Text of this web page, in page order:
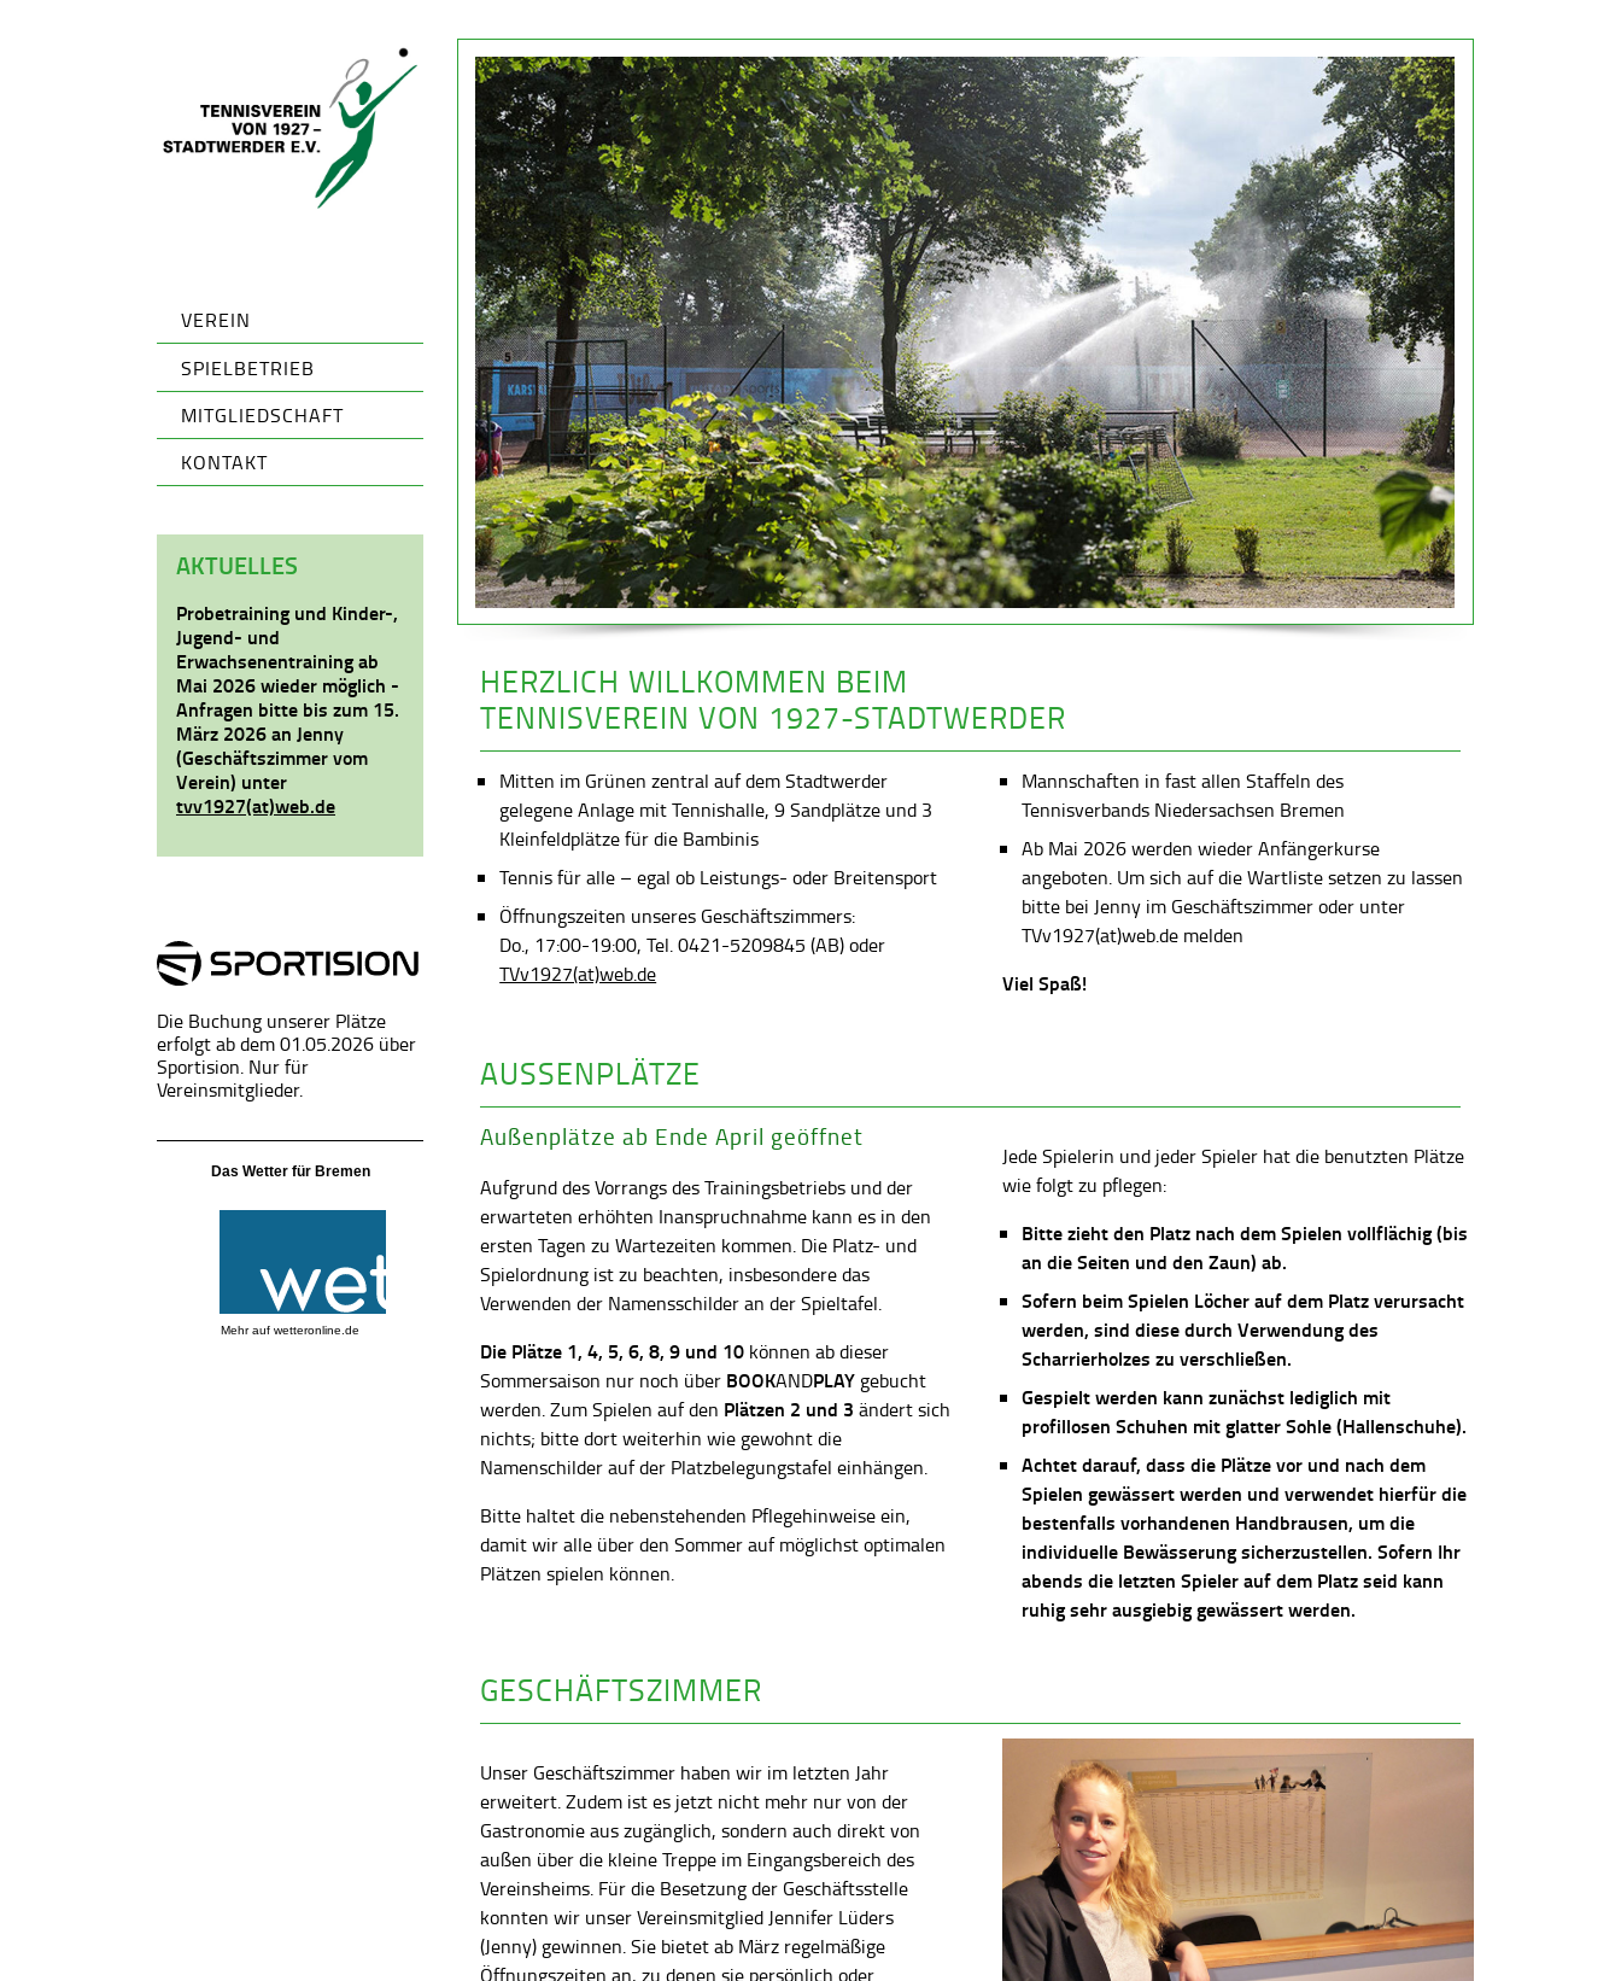
VEREIN
SPIELBETRIEB
MITGLIEDSCHAFT
KONTAKT
AKTUELLES
Probetraining und Kinder-,
Jugend- und
Erwachsenentraining ab
Mai 2026 wieder möglich -
Anfragen bitte bis zum 15.
März 2026 an Jenny
(Geschäftszimmer vom
Verein) unter
tvv1927(at)web.de
Die Buchung unserer Plätze
erfolgt ab dem 01.05.2026 über
Sportision. Nur für
Vereinsmitglieder.
Das Wetter für Bremen
Mehr auf wetteronline.de
HERZLICH WILLKOMMEN BEIM
TENNISVEREIN VON 1927-STADTWERDER
Mitten im Grünen zentral auf dem Stadtwerder
gelegene Anlage mit Tennishalle, 9 Sandplätze und 3
Kleinfeldplätze für die Bambinis
Tennis für alle – egal ob Leistungs- oder Breitensport
Öffnungszeiten unseres Geschäftszimmers:
Do., 17:00-19:00, Tel. 0421-5209845 (AB) oder
TVv1927(at)web.de
Mannschaften in fast allen Staffeln des
Tennisverbands Niedersachsen Bremen
Ab Mai 2026 werden wieder Anfängerkurse
angeboten. Um sich auf die Wartliste setzen zu lassen
bitte bei Jenny im Geschäftszimmer oder unter
TVv1927(at)web.de melden
Viel Spaß!
AUSSENPLÄTZE
Außenplätze ab Ende April geöffnet
Aufgrund des Vorrangs des Trainingsbetriebs und der
erwarteten erhöhten Inanspruchnahme kann es in den
ersten Tagen zu Wartezeiten kommen. Die Platz- und
Spielordnung ist zu beachten, insbesondere das
Verwenden der Namensschilder an der Spieltafel.
Die Plätze 1, 4, 5, 6, 8, 9 und 10 können ab dieser
Sommersaison nur noch über BOOKANDPLAY gebucht
werden. Zum Spielen auf den Plätzen 2 und 3 ändert sich
nichts; bitte dort weiterhin wie gewohnt die
Namenschilder auf der Platzbelegungstafel einhängen.
Bitte haltet die nebenstehenden Pflegehinweise ein,
damit wir alle über den Sommer auf möglichst optimalen
Plätzen spielen können.
Jede Spielerin und jeder Spieler hat die benutzten Plätze
wie folgt zu pflegen:
Bitte zieht den Platz nach dem Spielen vollflächig (bis
an die Seiten und den Zaun) ab.
Sofern beim Spielen Löcher auf dem Platz verursacht
werden, sind diese durch Verwendung des
Scharrierholzes zu verschließen.
Gespielt werden kann zunächst lediglich mit
profillosen Schuhen mit glatter Sohle (Hallenschuhe).
Achtet darauf, dass die Plätze vor und nach dem
Spielen gewässert werden und verwendet hierfür die
bestenfalls vorhandenen Handbrausen, um die
individuelle Bewässerung sicherzustellen. Sofern Ihr
abends die letzten Spieler auf dem Platz seid kann
ruhig sehr ausgiebig gewässert werden.
GESCHÄFTSZIMMER
Unser Geschäftszimmer haben wir im letzten Jahr
erweitert. Zudem ist es jetzt nicht mehr nur von der
Gastronomie aus zugänglich, sondern auch direkt von
außen über die kleine Treppe im Eingangsbereich des
Vereinsheims. Für die Besetzung der Geschäftsstelle
konnten wir unser Vereinsmitglied Jennifer Lüders
(Jenny) gewinnen. Sie bietet ab März regelmäßige
Öffnungszeiten an, zu denen sie persönlich oder